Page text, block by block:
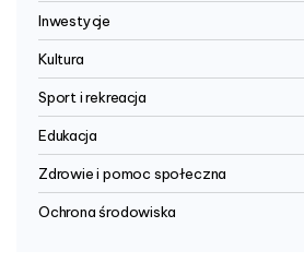
Inwestycje
Kultura
Sport i rekreacja
Edukacja
Zdrowie i pomoc społeczna
Ochrona środowiska